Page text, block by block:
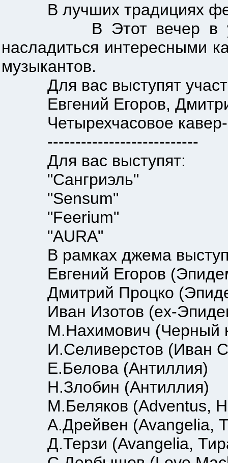
В лучших традициях
В Этот вечер в
насладиться интересными
музыкантов.
Для вас выступят
Евгений Егоров, Дмитрий
Четырехчасовое кавер-
---------------------------
Для вас выступят:
"Сангриэль"
"Sensum"
"Feerium"
"AURA"
В рамках джема
Евгений Егоров
Дмитрий Процко
Иван Изотов (ex-
М.Нахимович (Черный
И.Селиверстов (Иван
Е.Белова (Антиллия)
Н.Злобин (Антиллия)
М.Беляков (Adventus,
А.Дрейвен (Avangelia,
Д.Терзи (Avangelia,